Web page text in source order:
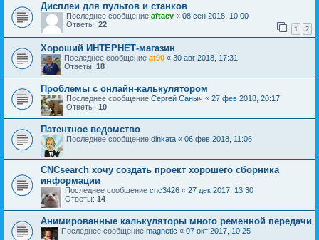
Дисплеи для пультов и станков
Последнее сообщение aftaev « 08 сен 2018, 10:00
Ответы: 22 1 2
Хороший ИНТЕРНЕТ-магазин
Последнее сообщение at90 « 30 авг 2018, 17:31
Ответы: 18
Проблемы с онлайн-калькулятором
Последнее сообщение Сергей Саныч « 27 фев 2018, 20:17
Ответы: 10
Патентное ведомство
Последнее сообщение dinkata « 06 фев 2018, 11:06
CNCsearch хочу создать проект хорошего сборника
информации
Последнее сообщение cnc3426 « 27 дек 2017, 13:30
Ответы: 14
Анимированные калькуляторы много ременной передачи
Последнее сообщение magnetic « 07 окт 2017, 10:25